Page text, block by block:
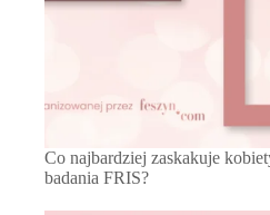
Co najbardziej zaskakuje
badania FRIS?